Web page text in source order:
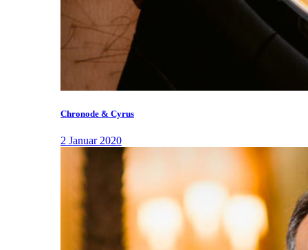
Chronode & Cyrus
2 Januar 2020